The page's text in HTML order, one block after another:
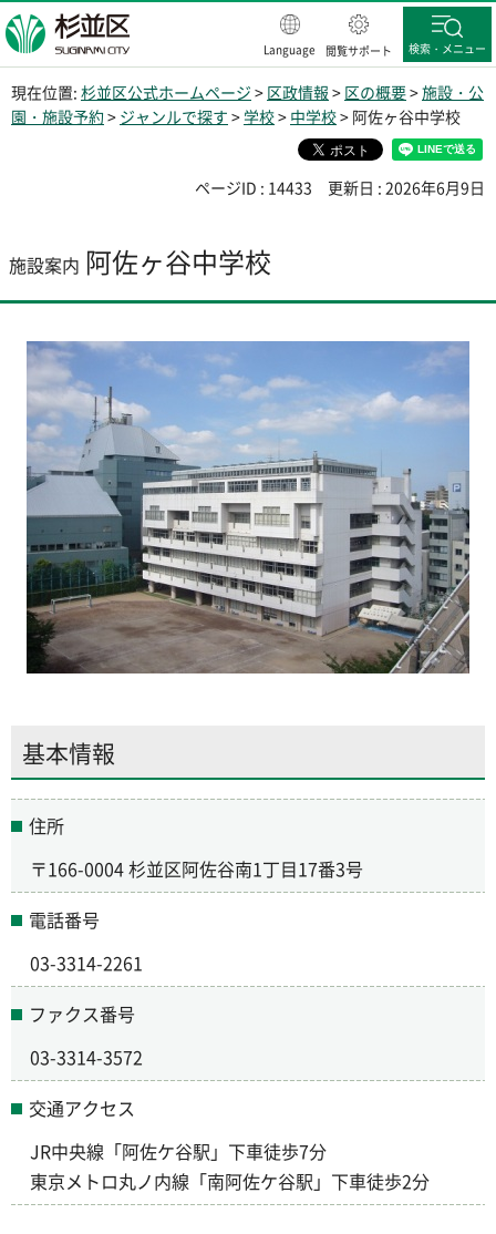
杉並区
Language 閲覧サポート 検索・メニュー
現在位置: 杉並区公式ホームページ > 区政情報 > 区の概要>施設・公
園・施設予約> ジャンルで探す > 学校> 中学校> 阿佐ヶ谷中学校
ページID : 14433 更新日 : 2026年6月9日
施設案内 阿佐ヶ谷中学校
基本情報
住所
〒166-0004 杉並区阿佐谷南1丁目17番3号
電話番号
03-3314-2261
ファクス番号
03-3314-3572
交通アクセス
JR中央線「阿佐ケ谷駅」下車徒歩7分
東京メトロ丸ノ内線「南阿佐ケ谷駅」下車徒歩2分